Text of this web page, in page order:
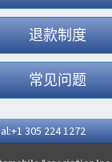
退款制度
常见问题
305 224 1272